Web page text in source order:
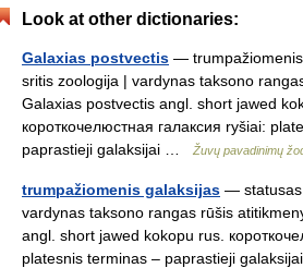
Look at other dictionaries:
Galaxias postvectis —
sritis zoologija | vardynas taksono
Galaxias postvectis angl. short jawed
короткочелюстная галаксия ryšiai:
paprastieji galaksijai …
Žuvų pavadinimų
trumpažiomenis galaksijas — statusas
vardynas taksono rangas rūšis
angl. short jawed kokopu rus.
platesnis terminas – paprastieji